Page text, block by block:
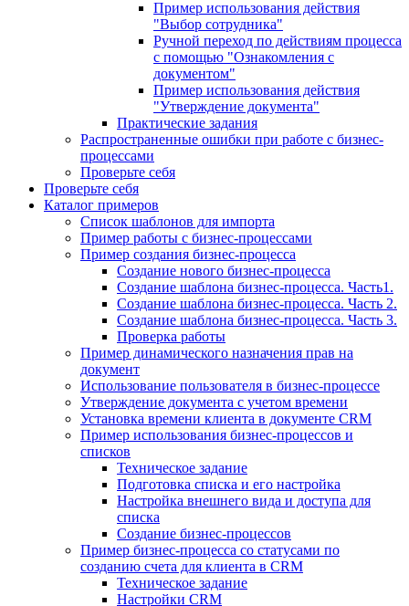
Пример использования действия
"Выбор сотрудника"
Ручной переход по действиям процесса
с помощью "Ознакомления с
документом"
Пример использования действия
"Утверждение документа"
Практические задания
Распространенные ошибки при работе с бизнес-
процессами
Проверьте себя
Проверьте себя
Каталог примеров
Список шаблонов для импорта
Пример работы с бизнес-процессами
Пример создания бизнес-процесса
Создание нового бизнес-процесса
Создание шаблона бизнес-процесса. Часть1.
Создание шаблона бизнес-процесса. Часть 2.
Создание шаблона бизнес-процесса. Часть 3.
Проверка работы
Пример динамического назначения прав на
документ
Использование пользователя в бизнес-процессе
Утверждение документа с учетом времени
Установка времени клиента в документе CRM
Пример использования бизнес-процессов и
списков
Техническое задание
Подготовка списка и его настройка
Настройка внешнего вида и доступа для
списка
Создание бизнес-процессов
Пример бизнес-процесса со статусами по
созданию счета для клиента в CRM
Техническое задание
Настройки CRM